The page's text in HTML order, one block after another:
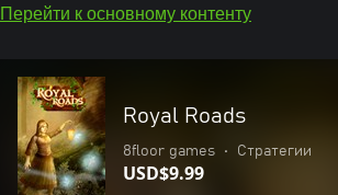
Перейти к основному контенту
Royal Roads
8floor games • Стратегии
USD$9.99